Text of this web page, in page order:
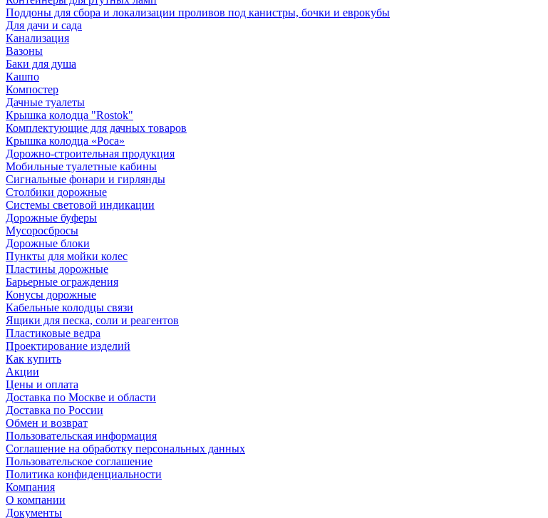
Поддоны для сбора и локализации проливов под канистры, бочки и еврокубы
Для дачи и сада
Канализация
Вазоны
Баки для душа
Кашпо
Компостер
Дачные туалеты
Крышка колодца "Rostok"
Комплектующие для дачных товаров
Крышка колодца «Роса»
Дорожно-строительная продукция
Мобильные туалетные кабины
Сигнальные фонари и гирлянды
Столбики дорожные
Системы световой индикации
Дорожные буферы
Мусоросбросы
Дорожные блоки
Пункты для мойки колес
Пластины дорожные
Барьерные ограждения
Конусы дорожные
Кабельные колодцы связи
Ящики для песка, соли и реагентов
Пластиковые ведра
Проектирование изделий
Как купить
Акции
Цены и оплата
Доставка по Москве и области
Доставка по России
Обмен и возврат
Пользовательская информация
Соглашение на обработку персональных данных
Пользовательское соглашение
Политика конфиденциальности
Компания
О компании
Документы